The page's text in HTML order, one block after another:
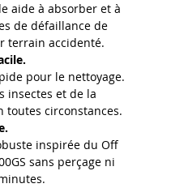
aide à absorber et à
de défaillance de
terrain accidenté.
pour le nettoyage.
insectes et de la
toutes circonstances.
inspirée du Off
sans perçage ni